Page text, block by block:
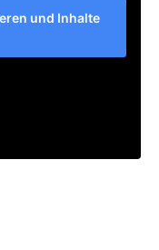
und Inhalte